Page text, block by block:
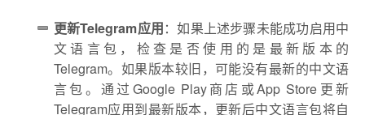
更新Telegram应用：如果上述步骤未能成功启用中
文语言包，检查是否使用的是最新版本的
Telegram。如果版本较旧，可能没有最新的中文语
言包。通过Google Play商店或App Store更新
Telegram应用到最新版本，更新后中文语言包将自